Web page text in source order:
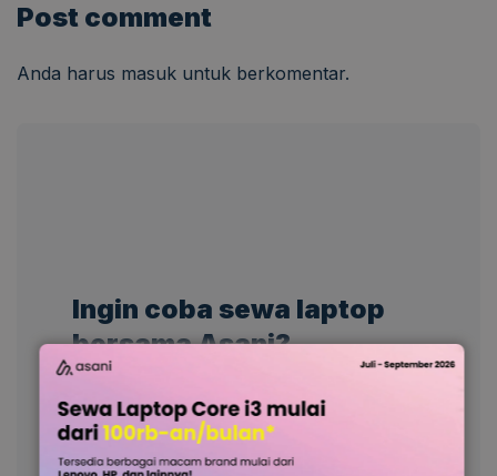
Post comment
Anda harus masuk untuk berkomentar.
Ingin coba sewa laptop
bersama Asani?
Minta Penawaran